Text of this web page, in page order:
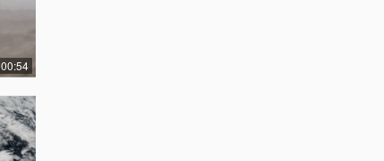
00:54